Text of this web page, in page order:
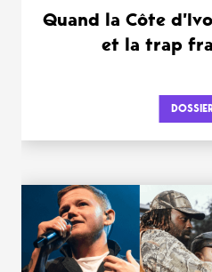
Quand la Côte
et la trap